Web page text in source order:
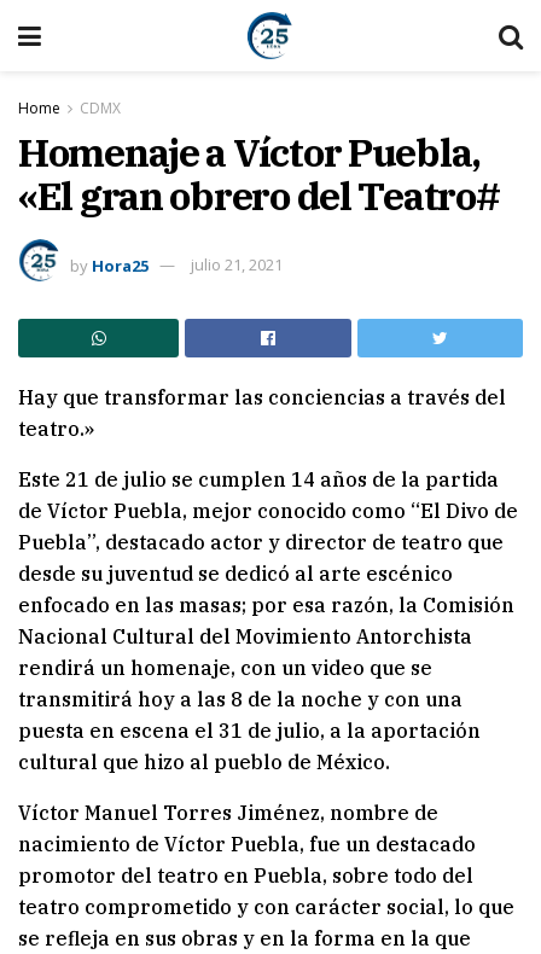
Home CDMX
Homenaje a Víctor Puebla,
«El gran obrero del Teatro#
by Hora25 julio 21, 2021
Hay que transformar las conciencias a través del
teatro.»
Este 21 de julio se cumplen 14 años de la partida
de Víctor Puebla, mejor conocido como “El Divo de
Puebla”, destacado actor y director de teatro que
desde su juventud se dedicó al arte escénico
enfocado en las masas; por esa razón, la Comisión
Nacional Cultural del Movimiento Antorchista
rendirá un homenaje, con un video que se
transmitirá hoy a las 8 de la noche y con una
puesta en escena el 31 de julio, a la aportación
cultural que hizo al pueblo de México.
Víctor Manuel Torres Jiménez, nombre de
nacimiento de Víctor Puebla, fue un destacado
promotor del teatro en Puebla, sobre todo del
teatro comprometido y con carácter social, lo que
se refleja en sus obras y en la forma en la que